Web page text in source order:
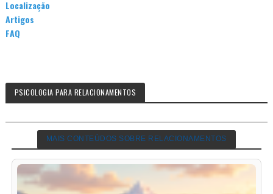
Localização
Artigos
FAQ
PSICOLOGIA PARA RELACIONAMENTOS
MAIS CONTEÚDOS SOBRE RELACIONAMENTOS